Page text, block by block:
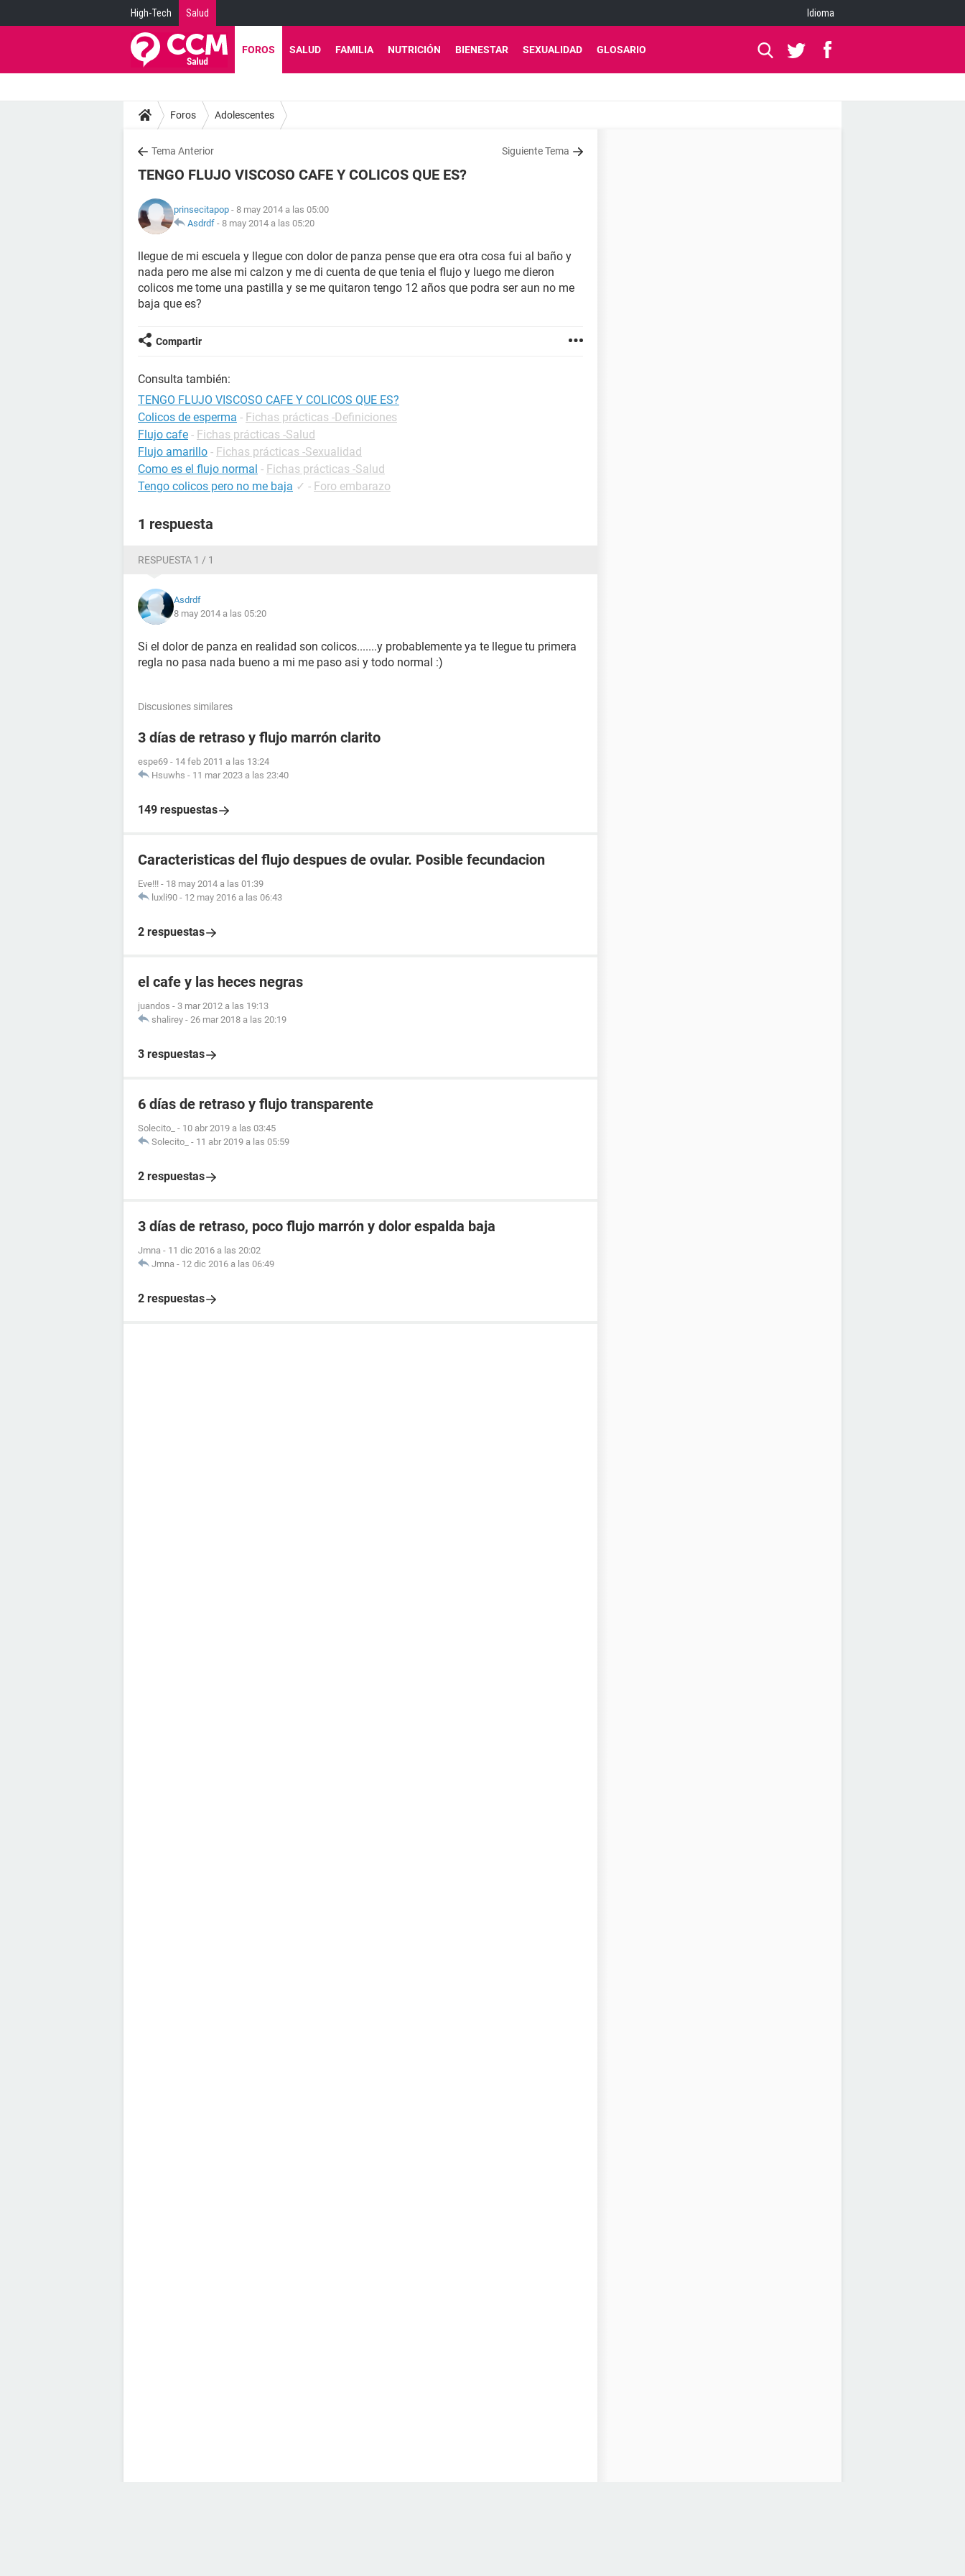
High-Tech Salud Idioma
FOROS SALUD FAMILIA NUTRICIÓN BIENESTAR SEXUALIDAD GLOSARIO
Foros Adolescentes
Tema Anterior Siguiente Tema
TENGO FLUJO VISCOSO CAFE Y COLICOS QUE ES?
prinsecitapop - 8 may 2014 a las 05:00
Asdrdf - 8 may 2014 a las 05:20
llegue de mi escuela y llegue con dolor de panza pense que era otra cosa fui al baño y
nada pero me alse mi calzon y me di cuenta de que tenia el flujo y luego me dieron
colicos me tome una pastilla y se me quitaron tengo 12 años que podra ser aun no me
baja que es?
Compartir
Consulta también:
TENGO FLUJO VISCOSO CAFE Y COLICOS QUE ES?
Colicos de esperma - Fichas prácticas -Definiciones
Flujo cafe - Fichas prácticas -Salud
Flujo amarillo - Fichas prácticas -Sexualidad
Como es el flujo normal - Fichas prácticas -Salud
Tengo colicos pero no me baja ✓ - Foro embarazo
1 respuesta
RESPUESTA 1 / 1
Asdrdf
8 may 2014 a las 05:20
Si el dolor de panza en realidad son colicos.......y probablemente ya te llegue tu primera
regla no pasa nada bueno a mi me paso asi y todo normal :)
Discusiones similares
3 días de retraso y flujo marrón clarito
espe69 - 14 feb 2011 a las 13:24
Hsuwhs - 11 mar 2023 a las 23:40
149 respuestas
Caracteristicas del flujo despues de ovular. Posible fecundacion
Eve!!! - 18 may 2014 a las 01:39
luxli90 - 12 may 2016 a las 06:43
2 respuestas
el cafe y las heces negras
juandos - 3 mar 2012 a las 19:13
shalirey - 26 mar 2018 a las 20:19
3 respuestas
6 días de retraso y flujo transparente
Solecito_ - 10 abr 2019 a las 03:45
Solecito_ - 11 abr 2019 a las 05:59
2 respuestas
3 días de retraso, poco flujo marrón y dolor espalda baja
Jmna - 11 dic 2016 a las 20:02
Jmna - 12 dic 2016 a las 06:49
2 respuestas